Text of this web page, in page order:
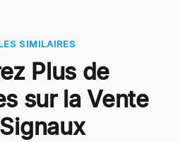
SIMILAIRES
Plus de
sur la Vente